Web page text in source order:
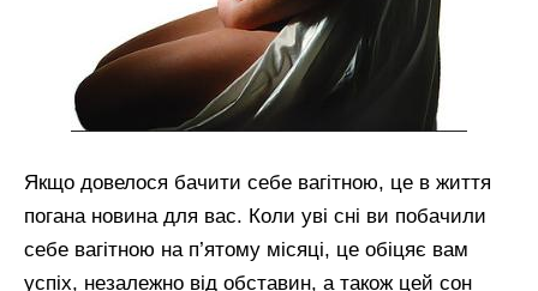
Якщо довелося бачити себе вагітною, це в життя
погана новина для вас. Коли уві сні ви побачили
себе вагітною на п’ятому місяці, це обіцяє вам
успіх, незалежно від обставин, а також цей сон